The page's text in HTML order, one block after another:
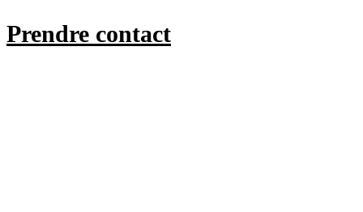
Prendre contact